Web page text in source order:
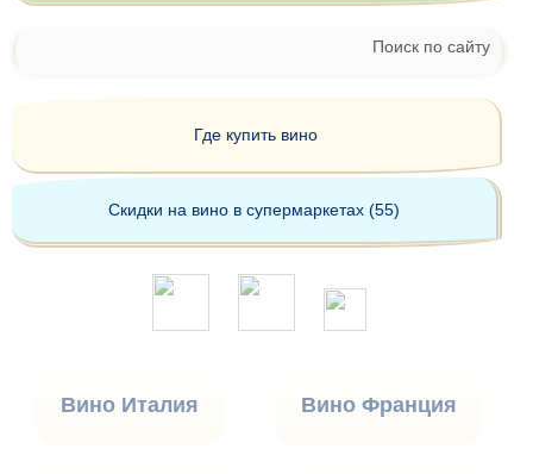
Поиск по сайту
Где купить вино
Скидки на вино в супермаркетах (55)
Вино Италия Вино Франция